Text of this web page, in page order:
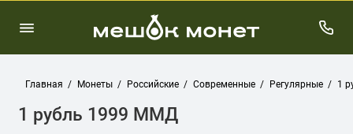
Главная Монеты Российские Современные Регулярные 1
1 рубль 1999 ММД